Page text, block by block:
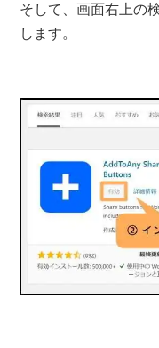
そして、画面右上の
します。